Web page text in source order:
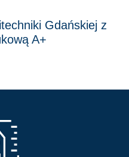
Gdańskiej z
A+